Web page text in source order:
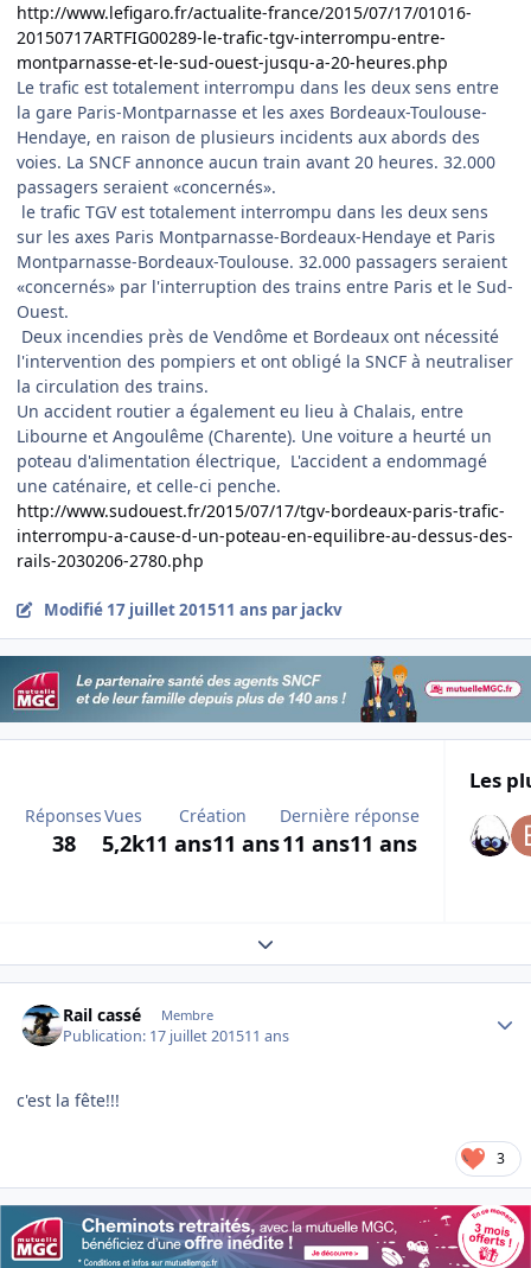
http://www.lefigaro.fr/actualite-france/2015/07/17/01016-
20150717ARTFIG00289-le-trafic-tgv-interrompu-entre-
montparnasse-et-le-sud-ouest-jusqu-a-20-heures.php
Le trafic est totalement interrompu dans les deux sens entre
la gare Paris-Montparnasse et les axes Bordeaux-Toulouse-
Hendaye, en raison de plusieurs incidents aux abords des
voies. La SNCF annonce aucun train avant 20 heures. 32.000
passagers seraient «concernés».
le trafic TGV est totalement interrompu dans les deux sens
sur les axes Paris Montparnasse-Bordeaux-Hendaye et Paris
Montparnasse-Bordeaux-Toulouse. 32.000 passagers seraient
«concernés» par l'interruption des trains entre Paris et le Sud-
Ouest.
Deux incendies près de Vendôme et Bordeaux ont nécessité
l'intervention des pompiers et ont obligé la SNCF à neutraliser
la circulation des trains.
Un accident routier a également eu lieu à Chalais, entre
Libourne et Angoulême (Charente). Une voiture a heurté un
poteau d'alimentation électrique, L'accident a endommagé
une caténaire, et celle-ci penche.
http://www.sudouest.fr/2015/07/17/tgv-bordeaux-paris-trafic-
interrompu-a-cause-d-un-poteau-en-equilibre-au-dessus-des-
rails-2030206-2780.php
Modifié 17 juillet 201511 ans par jackv
Réponses
38
Vues
5,2k
Création
11 ans11 ans
Dernière réponse
11 ans11 ans
Les
Expand topic overview
Rail cassé Membre
Publication: 17 juillet 201511 ans
c'est la fête!!!
3